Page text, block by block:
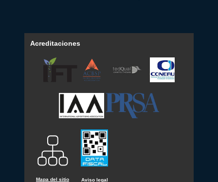
Acreditaciones
Mapa del sitio Aviso legal